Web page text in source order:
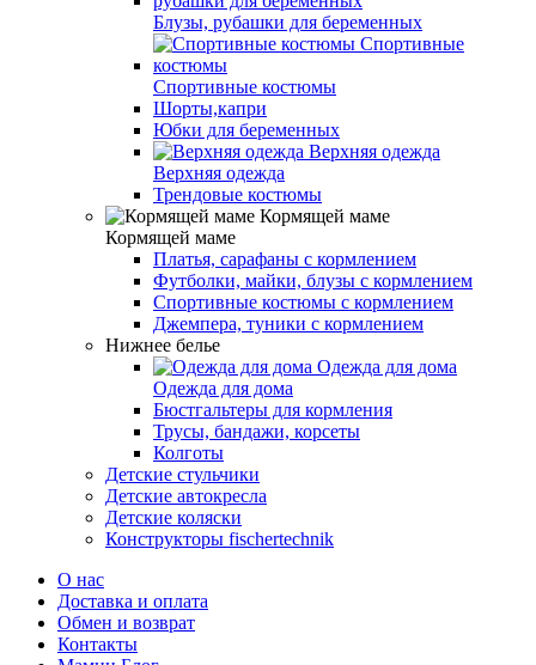
Блузы, рубашки для беременных
Спортивные костюмы
Шорты,капри
Юбки для беременных
Верхняя одежда
Трендовые костюмы
Кормящей маме
Платья, сарафаны с кормлением
Футболки, майки, блузы с кормлением
Спортивные костюмы с кормлением
Джемпера, туники с кормлением
Нижнее белье
Одежда для дома
Бюстгальтеры для кормления
Трусы, бандажи, корсеты
Колготы
Детские стульчики
Детские автокресла
Детские коляски
Конструкторы fischertechnik
О нас
Доставка и оплата
Обмен и возврат
Контакты